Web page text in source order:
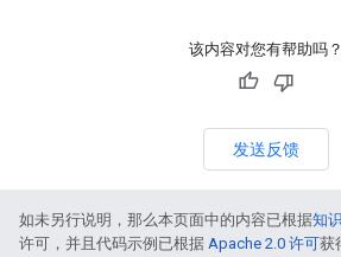
该内容对您有帮助吗？
发送反馈
如未另行说明，那么本页面中的内容已根据知
许可，并且代码示例已根据 Apache 2.0 许可获